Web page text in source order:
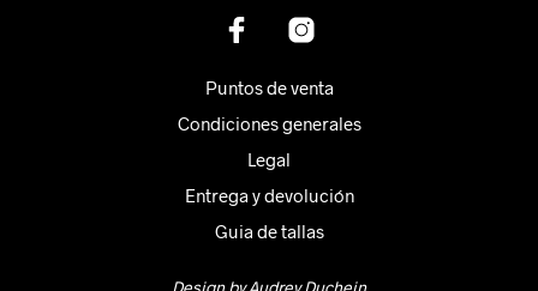
Puntos de venta
Condiciones generales
Legal
Entrega y devolución
Guia de tallas
Design by Audrey Duchein